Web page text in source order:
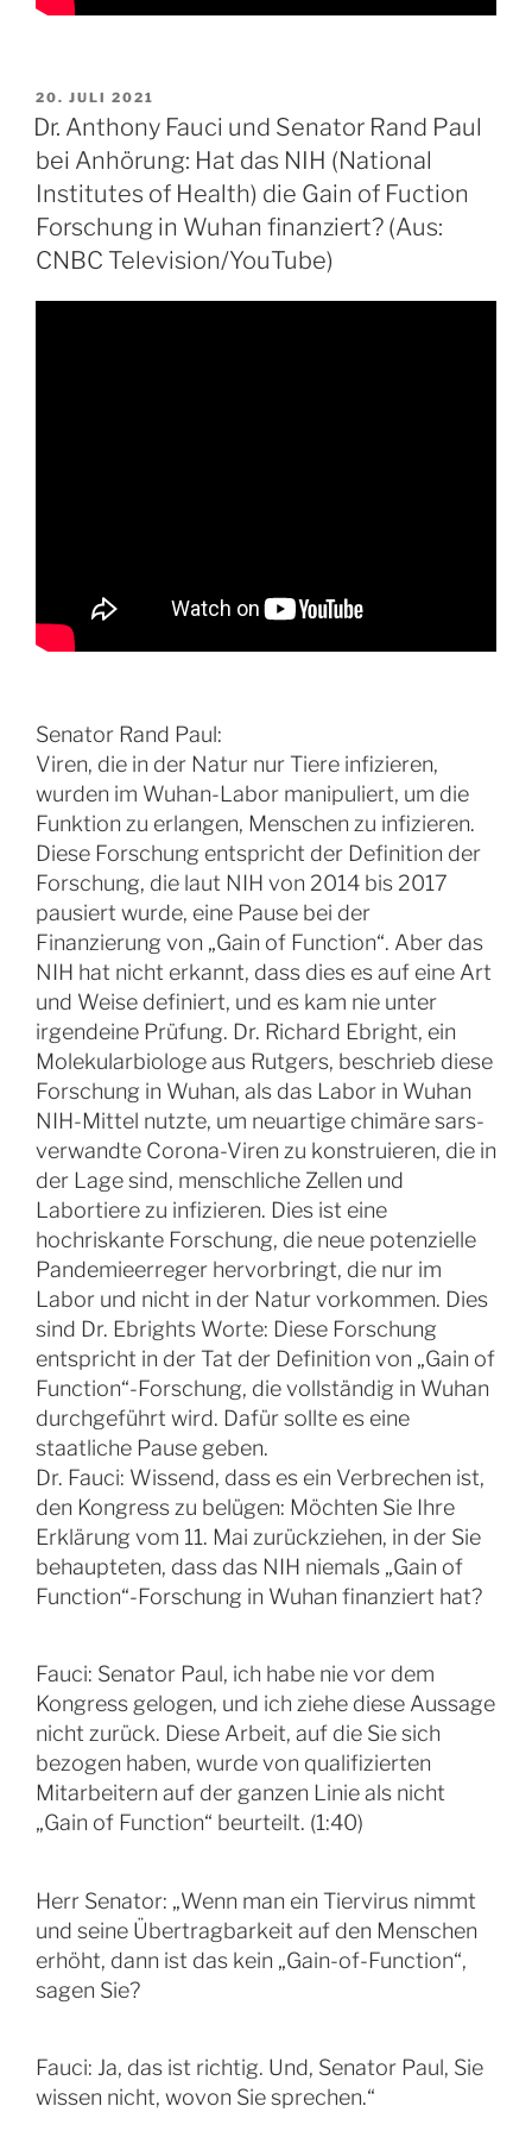
VERÖFFENTLICHT
AM
20. JULI 2021
Dr. Anthony Fauci und Senator Rand Paul
bei Anhörung: Hat das NIH (National
Institutes of Health) die Gain of Fuction
Forschung in Wuhan finanziert? (Aus:
CNBC Television/YouTube)
Senator Rand Paul:
Viren, die in der Natur nur Tiere infizieren,
wurden im Wuhan-Labor manipuliert, um die
Funktion zu erlangen, Menschen zu infizieren.
Diese Forschung entspricht der Definition der
Forschung, die laut NIH von 2014 bis 2017
pausiert wurde, eine Pause bei der
Finanzierung von „Gain of Function“. Aber das
NIH hat nicht erkannt, dass dies es auf eine Art
und Weise definiert, und es kam nie unter
irgendeine Prüfung. Dr. Richard Ebright, ein
Molekularbiologe aus Rutgers, beschrieb diese
Forschung in Wuhan, als das Labor in Wuhan
NIH-Mittel nutzte, um neuartige chimäre sars-
verwandte Corona-Viren zu konstruieren, die in
der Lage sind, menschliche Zellen und
Labortiere zu infizieren. Dies ist eine
hochriskante Forschung, die neue potenzielle
Pandemieerreger hervorbringt, die nur im
Labor und nicht in der Natur vorkommen. Dies
sind Dr. Ebrights Worte: Diese Forschung
entspricht in der Tat der Definition von „Gain of
Function“-Forschung, die vollständig in Wuhan
durchgeführt wird. Dafür sollte es eine
staatliche Pause geben.
Dr. Fauci: Wissend, dass es ein Verbrechen ist,
den Kongress zu belügen: Möchten Sie Ihre
Erklärung vom 11. Mai zurückziehen, in der Sie
behaupteten, dass das NIH niemals „Gain of
Function“-Forschung in Wuhan finanziert hat?
Fauci: Senator Paul, ich habe nie vor dem
Kongress gelogen, und ich ziehe diese Aussage
nicht zurück. Diese Arbeit, auf die Sie sich
bezogen haben, wurde von qualifizierten
Mitarbeitern auf der ganzen Linie als nicht
„Gain of Function“ beurteilt. (1:40)
Herr Senator: „Wenn man ein Tiervirus nimmt
und seine Übertragbarkeit auf den Menschen
erhöht, dann ist das kein „Gain-of-Function“,
sagen Sie?
Fauci: Ja, das ist richtig. Und, Senator Paul, Sie
wissen nicht, wovon Sie sprechen.“